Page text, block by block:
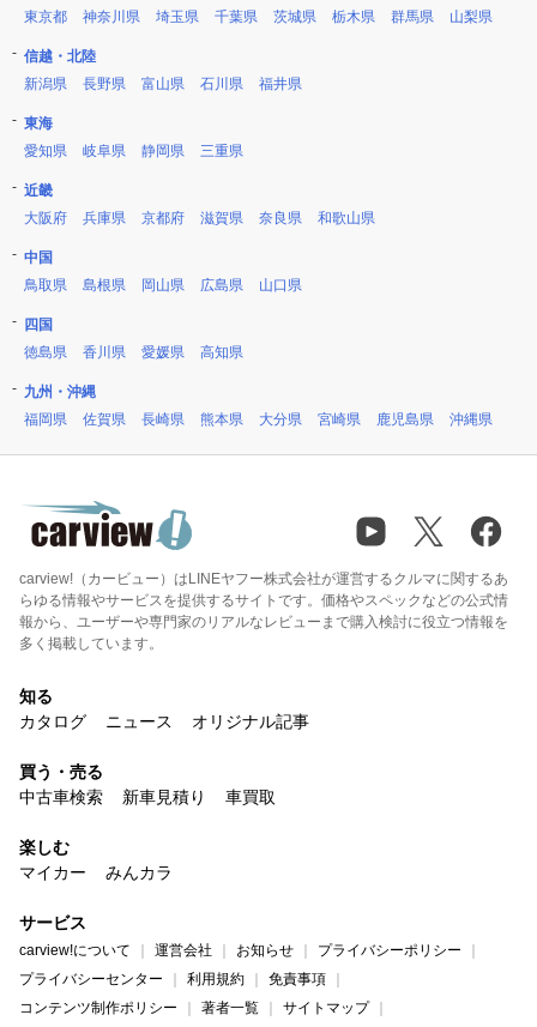
東京都
神奈川県 埼玉県 千葉県 茨城県 栃木県 群馬県 山梨県
信越・北陸
新潟県
長野県 富山県 石川県 福井県
東海
愛知県
岐阜県 静岡県 三重県
近畿
大阪府
兵庫県 京都府 滋賀県 奈良県 和歌山県
中国
鳥取県
島根県 岡山県 広島県 山口県
四国
徳島県
香川県 愛媛県 高知県
九州・沖縄
福岡県
佐賀県 長崎県 熊本県 大分県 宮崎県 鹿児島県 沖縄県
carview!（カービュー）はLINEヤフー株式会社が運営するクルマに関するあ
らゆる情報やサービスを提供するサイトです。価格やスペックなどの公式情
報から、ユーザーや専門家のリアルなレビューまで購入検討に役立つ情報を
多く掲載しています。
知る
カタログ
ニュース オリジナル記事
買う・売る
中古車検索
新車見積り 車買取
楽しむ
マイカー
みんカラ
サービス
carview!について 運営会社 お知らせ
プライバシーポリシー
プライバシーセンター
利用規約
免責事項
コンテンツ制作ポリシー
著者一覧 サイトマップ